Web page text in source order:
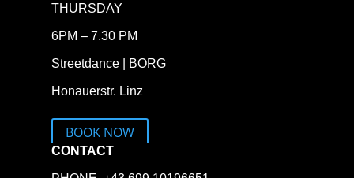
THURSDAY
6PM – 7.30 PM
Streetdance | BORG
Honauerstr. Linz
BOOK NOW
CONTACT